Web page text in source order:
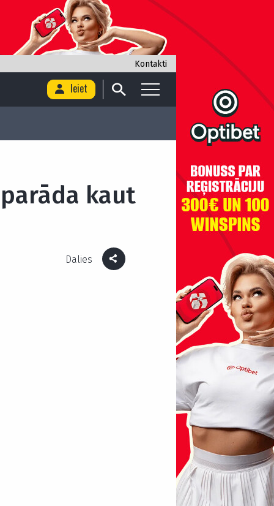
Kontakti
Ieiet
kaut
Dalies